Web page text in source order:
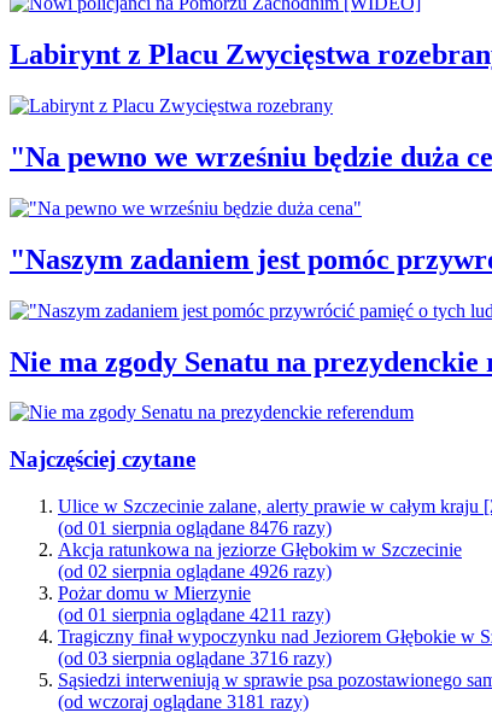
Labirynt z Placu Zwycięstwa
"Na pewno we wrześniu będzie duża
"Naszym zadaniem jest pomóc
Nie ma zgody Senatu na prezydenckie
Najczęściej czytane
Ulice w Szczecinie zalane, alerty prawie w całym
(od 01 sierpnia oglądane 8476 razy)
Akcja ratunkowa na jeziorze Głębokim w Szczecinie
(od 02 sierpnia oglądane 4926 razy)
Pożar domu w Mierzynie
(od 01 sierpnia oglądane 4211 razy)
Tragiczny finał wypoczynku nad Jeziorem Głębokie w
(od 03 sierpnia oglądane 3716 razy)
Sąsiedzi interweniują w sprawie psa pozostawionego
(od wczoraj oglądane 3181 razy)